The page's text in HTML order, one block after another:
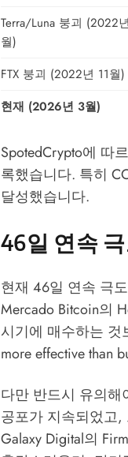
Terra/Luna 붕괴 (2022
월)
FTX 붕괴 (2022년 11월)
현재 (2026년 3월)
SpotedCrypto에 따
록했습니다. 특히
달성했습니다.
46일 연속
현재 46일 연속 극
Mercado Bitcoin의
시기에 매수하는 것
more effective than
다만 반드시 유의
공포가 지속되었고,
Galaxy Digital의